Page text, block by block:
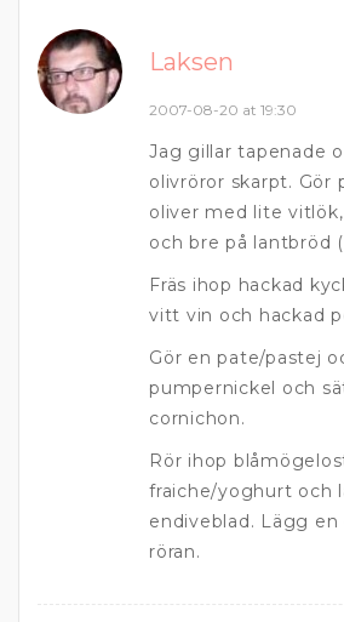
Laksen
2007-08-20 at 19:30
Jag gillar tapenade
olivröror skarpt. Gör
oliver med lite vitlök,
och bre på lantbröd
Fräs ihop hackad
vitt vin och hackad
Gör en pate/pastej
pumpernickel och
cornichon.
Rör ihop
fraiche/yoghurt och
endiveblad. Lägg
röran.